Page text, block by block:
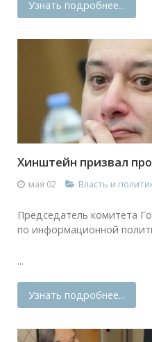
Узнать подробнее...
Хинштейн призвал
мая 02 Власть и
Председатель комитета
по информационной
...
Узнать подробнее...